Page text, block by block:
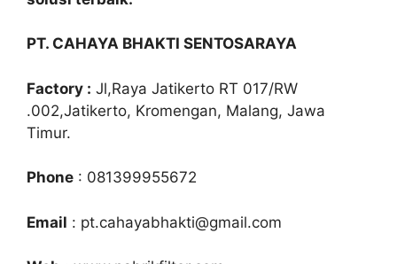
PT. CAHAYA BHAKTI SENTOSARAYA
Factory : Jl,Raya Jatikerto RT 017/RW
.002,Jatikerto, Kromengan, Malang, Jawa
Timur.
Phone : 081399955672
Email : pt.cahayabhakti@gmail.com